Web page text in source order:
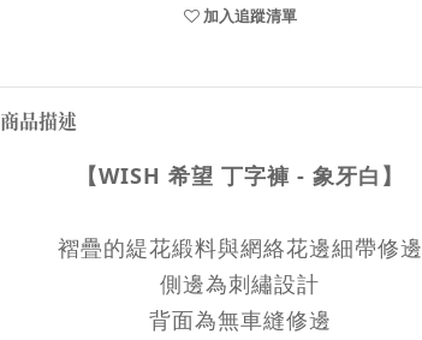
加入追蹤清單
商品描述
【WISH 希望 丁字褲 - 象牙白】
褶疊的緹花緞料與網絡花邊細帶修邊
側邊為刺繡設計
背面為無車縫修邊